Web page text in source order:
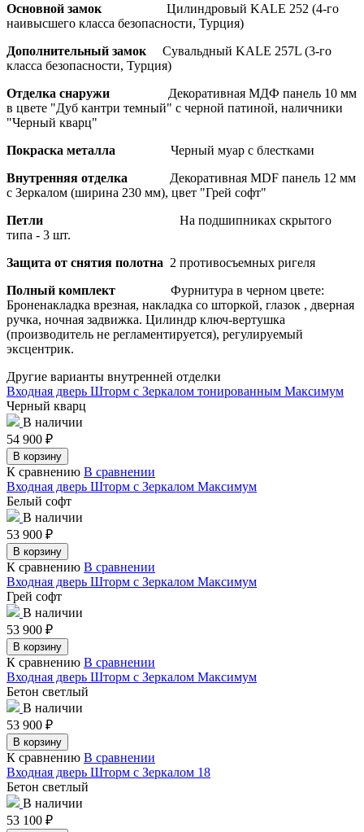
Основной замок Цилиндровый KALE 252 (4-го
наивысшего класса безопасности, Турция)
Дополнительный замок Сувальдный KALE 257L (3-го
класса безопасности, Турция)
Отделка снаружи Декоративная МДФ панель 10 мм
в цвете "Дуб кантри темный" с черной патиной, наличники
"Черный кварц"
Покраска металла Черный муар с блестками
Внутренняя отделка Декоративная MDF панель 12 мм
с Зеркалом (ширина 230 мм), цвет "Грей софт"
Петли На подшипниках скрытого
типа - 3 шт.
Защита от снятия полотна 2 противосъемных ригеля
Полный комплект Фурнитура в черном цвете:
Броненакладка врезная, накладка со шторкой, глазок , дверная
ручка, ночная задвижка. Цилиндр ключ-вертушка
(производитель не регламентируется), регулируемый
эксцентрик.
Другие варианты внутренней отделки
Входная дверь Шторм с Зеркалом тонированным Максимум
Черный кварц
В наличии
54 900 ₽
В корзину
К сравнению В сравнении
Входная дверь Шторм с Зеркалом Максимум
Белый софт
В наличии
53 900 ₽
В корзину
К сравнению В сравнении
Входная дверь Шторм с Зеркалом Максимум
Грей софт
В наличии
53 900 ₽
В корзину
К сравнению В сравнении
Входная дверь Шторм с Зеркалом Максимум
Бетон светлый
В наличии
53 900 ₽
В корзину
К сравнению В сравнении
Входная дверь Шторм с Зеркалом 18
Бетон светлый
В наличии
53 100 ₽